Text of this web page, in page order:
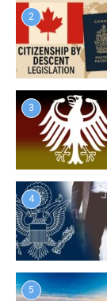
2
3
4
5